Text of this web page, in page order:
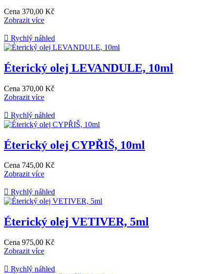
Cena 370,00 Kč
Zobrazit více
 Rychlý náhled
Éterický olej LEVANDULE, 10ml
Cena 370,00 Kč
Zobrazit více
 Rychlý náhled
Éterický olej CYPŘIŠ, 10ml
Cena 745,00 Kč
Zobrazit více
 Rychlý náhled
Éterický olej VETIVER, 5ml
Cena 975,00 Kč
Zobrazit více
 Rychlý náhled